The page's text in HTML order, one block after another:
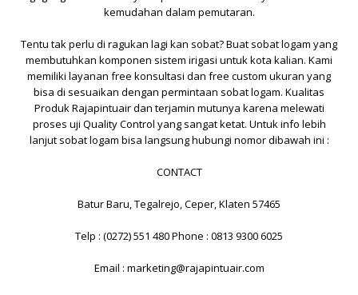
kemudahan dalam pemutaran.
Tentu tak perlu di ragukan lagi kan sobat? Buat sobat logam yang
membutuhkan komponen sistem irigasi untuk kota kalian. Kami
memiliki layanan free konsultasi dan free custom ukuran yang
bisa di sesuaikan dengan permintaan sobat logam. Kualitas
ProdukRajapintuairdan terjamin mutunya karena melewati
proses uji Quality Control yang sangat ketat. Untuk info lebih
lanjut sobat logam bisa langsung hubungi nomor dibawah ini :
CONTACT
Batur Baru, Tegalrejo, Ceper, Klaten 57465
Telp : (0272) 551 480 Phone : 0813 9300 6025
Email : marketing@rajapintuair.com